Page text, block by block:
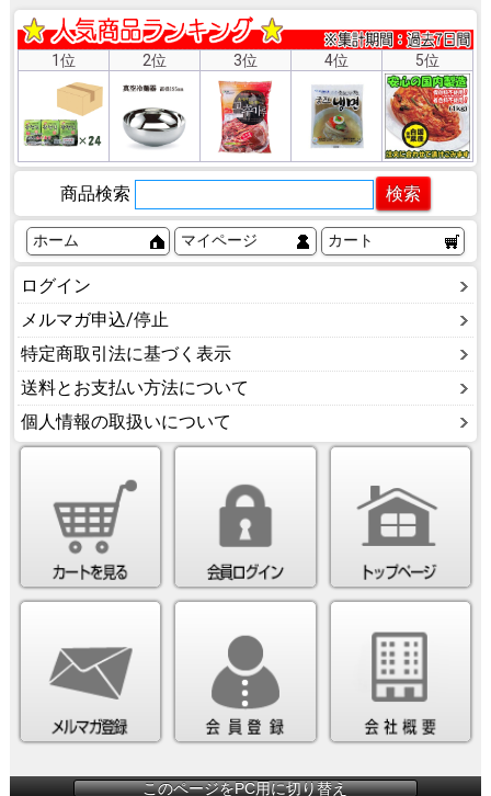
1位 2位 3位 4位 5位
商品検索
ホーム マイページ カート
ログイン
メルマガ申込/停止
特定商取引法に基づく表示
送料とお支払い方法について
個人情報の取扱いについて
このページをPC用に切り替え